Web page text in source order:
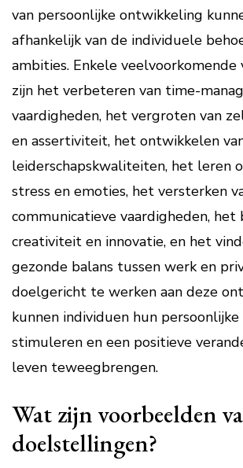
van persoonlijke ontwikkeling
afhankelijk van de individuele
ambities. Enkele
zijn het verbeteren van time-
vaardigheden, het vergroten van
en assertiviteit, het ontwikkelen
leiderschapskwaliteiten, het leren
stress en emoties, het versterken
communicatieve vaardigheden, het
creativiteit en innovatie, en het
gezonde balans tussen werk en
doelgericht te werken aan deze
kunnen individuen hun
stimuleren en een positieve
leven teweegbrengen.
Wat zijn voorbeelden
doelstellingen?